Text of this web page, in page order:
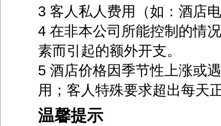
3 客人私人费用（如：酒店
4 在非本公司所能控制的情
素而引起的额外开支。
5 酒店价格因季节性上涨或
用；客人特殊要求超出每天
温馨提示